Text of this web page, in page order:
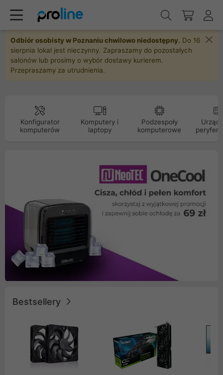
Odbiór osobisty w Poznaniu chwilowo niedostępny. Do 16
sierpnia lokal jest nieczynny. Zapraszamy do pozostałych
salonów lub prosimy o wybór dostawy kurierem.
Przepraszamy za utrudnienia.
Konfigurator
komputerów
Komputery i
laptopy
Podzespoły
komputerowe
Bestsellery